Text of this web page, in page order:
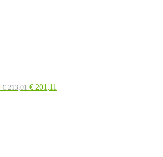
€213,01 € 201,11